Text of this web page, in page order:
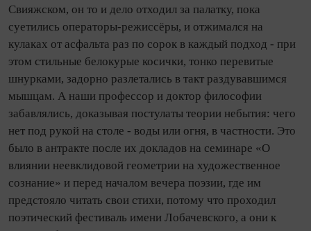
Свияжском, он то и дело отходил за палатку, пока
суетились операторы-режиссёры, и отжимался на
кулаках от асфальта раз по сорок в каждый подход - при
этом стильные белокурые косички, тонко перевитые
шнурками, задорно разлетались в такт раздувавшимся
мышцам. А наши профессор и доктор философии
забавлялись, доказывая постулаты теории небытия: чего
нет под рукой на столе - воды или огня, в частности. Это
было в антракте после их докладов на семинаре «О
влиянии неевклидовой геометрии на художественное
сознание» и перед началом вечера поэзии, где им
предстояло читать свои стихи, потому что проходил
поэтический фестиваль имени Лобачевского, а они к